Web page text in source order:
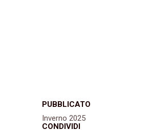
PUBBLICATO
Inverno 2025
CONDIVIDI